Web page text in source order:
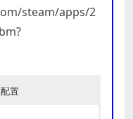
steam/apps/2
置